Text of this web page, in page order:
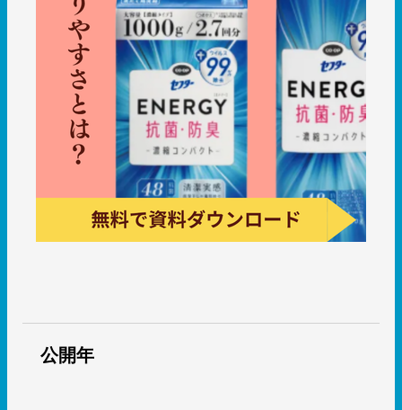
公開年